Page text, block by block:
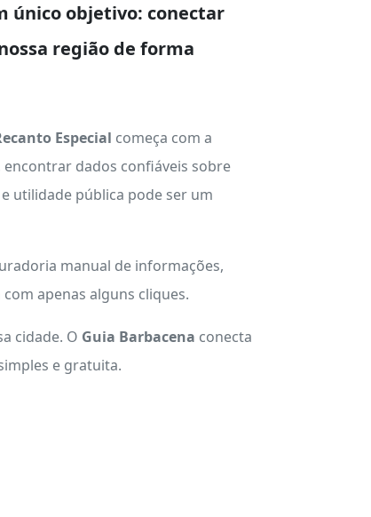
único objetivo: conectar
região de forma
Especial começa com a
dados confiáveis sobre
utilidade pública pode ser um
manual de informações,
apenas alguns cliques.
cidade. O Guia Barbacena conecta
e gratuita.